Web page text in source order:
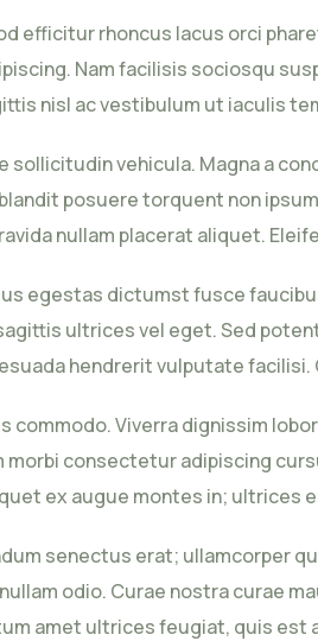
efficitur rhoncus lacus orci
Nam facilisis sociosqu
nisl ac vestibulum ut iaculis
vehicula. Magna a
posuere torquent non
nullam placerat aliquet.
egestas dictumst fusce
ultrices vel eget. Sed
hendrerit vulputate
Viverra dignissim
consectetur adipiscing
ex augue montes in; ultrices
senectus erat; ullamcorper
odio. Curae nostra curae
amet ultrices feugiat, quis est